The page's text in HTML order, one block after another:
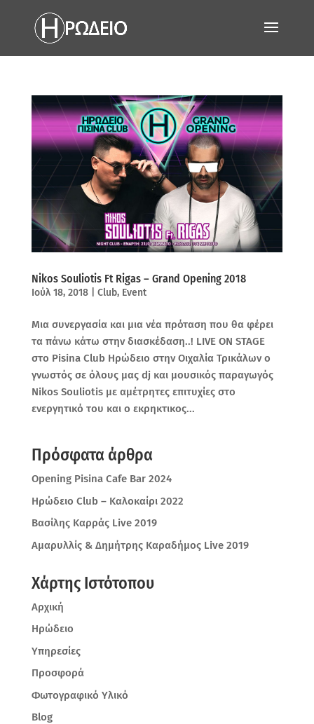
Nikos Souliotis Ft Rigas – Grand Opening 2018
Ιούλ 18, 2018| Club, Event
Μια συνεργασία και μια νέα πρόταση που θα φέρει
τα πάνω κάτω στην διασκέδαση..! LIVE ON STAGE
στο Pisina Club Ηρώδειο στην Οιχαλία Τρικάλων ο
γνωστός σε όλους μας dj και μουσικός παραγωγός
Nikos Souliotis με αμέτρητες επιτυχίες στο
ενεργητικό του και ο εκρηκτικος...
Πρόσφατα άρθρα
Opening Pisina Cafe Bar 2024
Ηρώδειο Club – Καλοκαίρι 2022
Βασίλης Καρράς Live 2019
Αμαρυλλίς & Δημήτρης Καραδήμος Live 2019
Χάρτης Ιστότοπου
Αρχική
Ηρώδειο
Υπηρεσίες
Προσφορά
Φωτογραφικό Υλικό
Blog